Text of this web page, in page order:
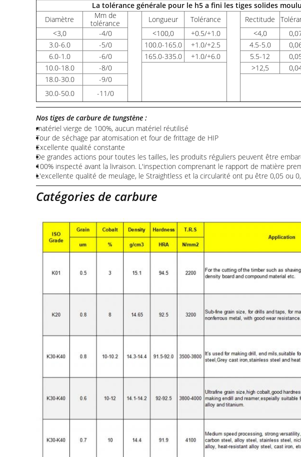
La tolérance générale pour le h5 a fini les tiges solides
Diamètre
Μm de
tolérance
Longueur Tolérance Rectitude
<3,0 -4/0 <100,0 +0.5/+1.0 <4,0
3.0-6.0
-5/0 100.0-165.0 +1.0/+2.5 4.5-5.0
6.0-1.0
-6/0 165.0-335.0 +1.0/+6.0 5.5-12
10.0-18.0
-8/0 >12,5
18.0-30.0
-9/0
30.0-50.0
-11/0
Nos tiges de carbure de tungstène :
matériel vierge de 100%, aucun matériel réutilisé
Tour de séchage par atomisation et four de frittage de HIP
Excellente qualité constante
De grandes actions pour toutes les tailles, les produits réguliers peuvent être
100% inspecté avant la livraison. L'inspection comprenant le rapport de matière
L'excellente qualité de meulage, le Straightless et la circularité ont pu être 0,05 ou
Catégories de carbure